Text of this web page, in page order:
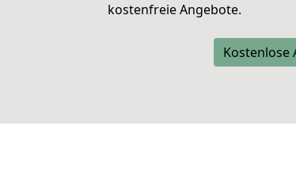
kostenfreie Angebote.
Kostenlose